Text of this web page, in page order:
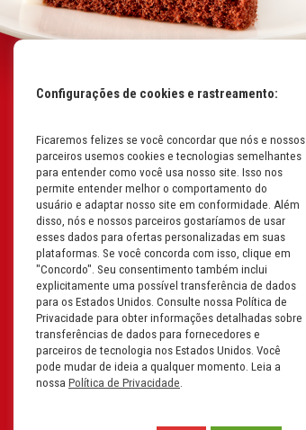
Mapa do Site
Políticas da Empresa
Perguntas Frequentes
Código de Conduta
Política de Privacidade na
Íntegra
Carreiras
Compliance
Fale Conosco
Configurações de cookies e rastreamento:
Ficaremos felizes se você concordar que nós e nossos
parceiros usemos cookies e tecnologias semelhantes
para entender como você usa nosso site. Isso nos
permite entender melhor o comportamento do
usuário e adaptar nosso site em conformidade. Além
disso, nós e nossos parceiros gostaríamos de usar
esses dados para ofertas personalizadas em suas
plataformas. Se você concorda com isso, clique em
"Concordo". Seu consentimento também inclui
explicitamente uma possível transferência de dados
para os Estados Unidos. Consulte nossa Política de
Privacidade para obter informações detalhadas sobre
transferências de dados para fornecedores e
parceiros de tecnologia nos Estados Unidos. Você
pode mudar de ideia a qualquer momento. Leia a
nossa Política de Privacidade.